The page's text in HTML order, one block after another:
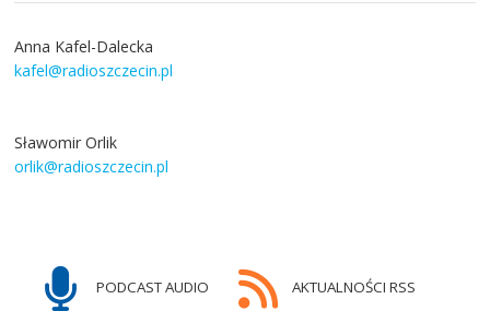
Anna Kafel-Dalecka
kafel@radioszczecin.pl
Sławomir Orlik
orlik@radioszczecin.pl
PODCAST AUDIO AKTUALNOŚCI RSS